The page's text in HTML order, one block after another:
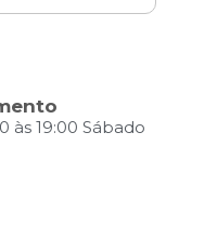
às 19:00 Sábado